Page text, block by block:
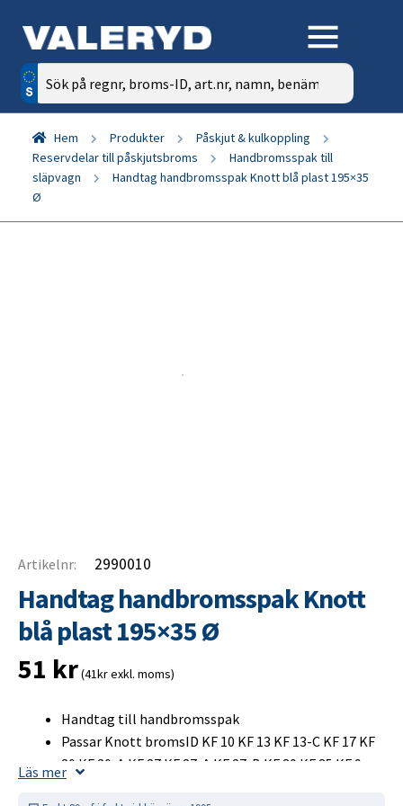
Sök
efter:
Hem Produkter
Påskjut & kulkoppling
Reservdelar till påskjutsbroms
Handbromsspak till
släpvagn
Handtag handbromsspak Knott blå plast 195×35
Ø
Artikelnr: 2990010
Handtag handbromsspak Knott
blå plast 195×35 Ø
51 kr(41kr exkl. moms)
Handtag till handbromsspak
Passar Knott bromsID KF 10 KF 13 KF 13-C KF 17 KF
20 KF 20-A KF 27 KF 27-A KF 27-B KF 30 KF 35 KF 9
Läs mer